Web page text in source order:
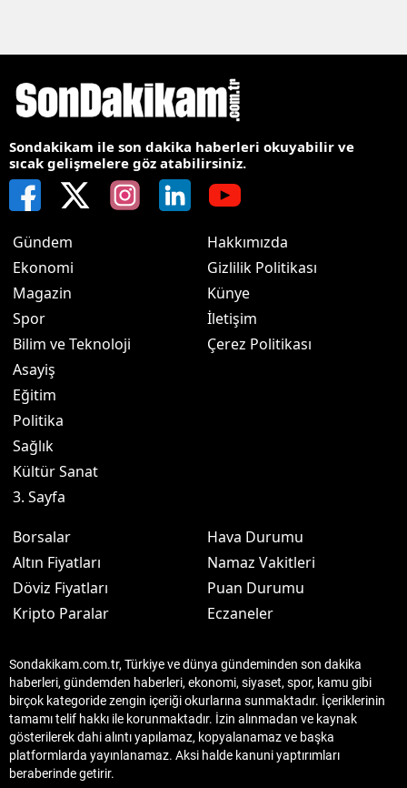
Sondakikam ile son dakika haberleri okuyabilir ve
sıcak gelişmelere göz atabilirsiniz.
Gündem
Ekonomi
Magazin
Spor
Bilim ve Teknoloji
Asayiş
Eğitim
Politika
Sağlık
Kültür Sanat
3. Sayfa
Hakkımızda
Gizlilik Politikası
Künye
İletişim
Çerez Politikası
Borsalar
Altın Fiyatları
Döviz Fiyatları
Kripto Paralar
Hava Durumu
Namaz Vakitleri
Puan Durumu
Eczaneler
Sondakikam.com.tr, Türkiye ve dünya gündeminden son dakika
haberleri, gündemden haberleri, ekonomi, siyaset, spor, kamu gibi
birçok kategoride zengin içeriği okurlarına sunmaktadır. İçeriklerinin
tamamı telif hakkı ile korunmaktadır. İzin alınmadan ve kaynak
gösterilerek dahi alıntı yapılamaz, kopyalanamaz ve başka
platformlarda yayınlanamaz. Aksi halde kanuni yaptırımları
beraberinde getirir.